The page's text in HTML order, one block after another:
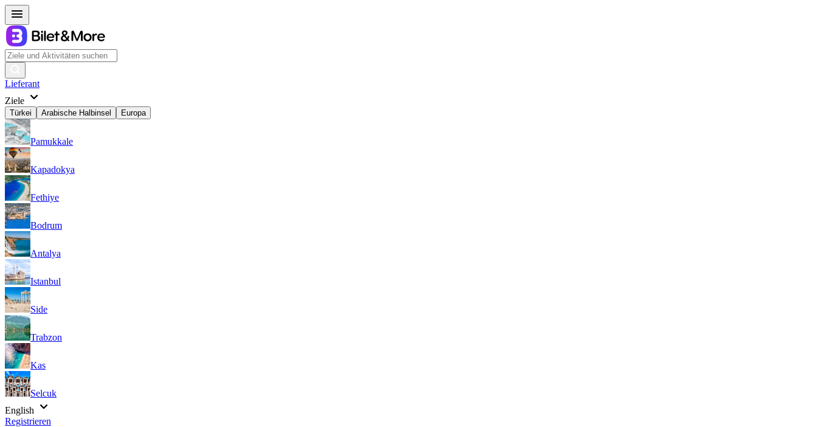
Lieferant
Ziele
Türkei Arabische Halbinsel Europa
Pamukkale
Kapadokya
Fethiye
Bodrum
Antalya
Istanbul
Side
Trabzon
Kas
Selcuk
English
Registrieren